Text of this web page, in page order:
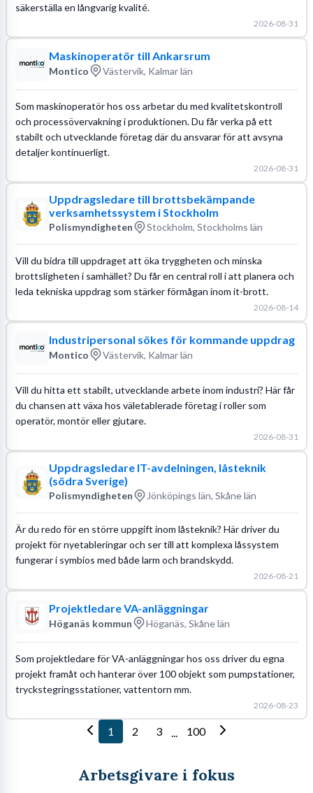
säkerställa en långvarig kvalité.
2026-08-31
Maskinoperatör till Ankarsrum
Montico Västervik, Kalmar län
Som maskinoperatör hos oss arbetar du med kvalitetskontroll
och processövervakning i produktionen. Du får verka på ett
stabilt och utvecklande företag där du ansvarar för att avsyna
detaljer kontinuerligt.
2026-08-31
Uppdragsledare till brottsbekämpande
verksamhetssystem i Stockholm
Polismyndigheten Stockholm, Stockholms län
Vill du bidra till uppdraget att öka tryggheten och minska
brottsligheten i samhället? Du får en central roll i att planera och
leda tekniska uppdrag som stärker förmågan inom it-brott.
2026-08-14
Industripersonal sökes för kommande uppdrag
Montico Västervik, Kalmar län
Vill du hitta ett stabilt, utvecklande arbete inom industri? Här får
du chansen att växa hos väletablerade företag i roller som
operatör, montör eller gjutare.
2026-08-31
Uppdragsledare IT-avdelningen, låsteknik
(södra Sverige)
Polismyndigheten Jönköpings län, Skåne län
Är du redo för en större uppgift inom låsteknik? Här driver du
projekt för nyetableringar och ser till att komplexa låssystem
fungerar i symbios med både larm och brandskydd.
2026-08-21
Projektledare VA-anläggningar
Höganäs kommun Höganäs, Skåne län
Som projektledare för VA-anläggningar hos oss driver du egna
projekt framåt och hanterar över 100 objekt som pumpstationer,
tryckstegringsstationer, vattentorn mm.
2026-08-23
1 2 3 ... 100
Arbetsgivare i fokus